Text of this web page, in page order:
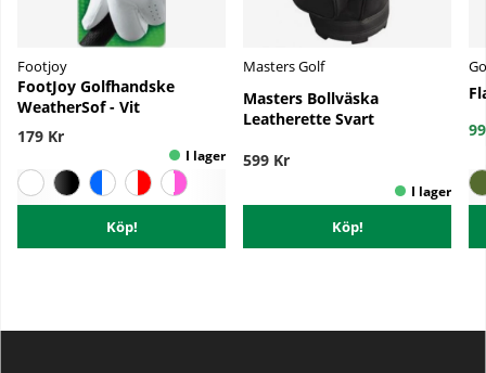
Footjoy
FootJoy Golfhandske
WeatherSof - Vit
179 Kr
Köp!
Masters Golf
Masters Bollväska
Leatherette Svart
599 Kr
Köp!